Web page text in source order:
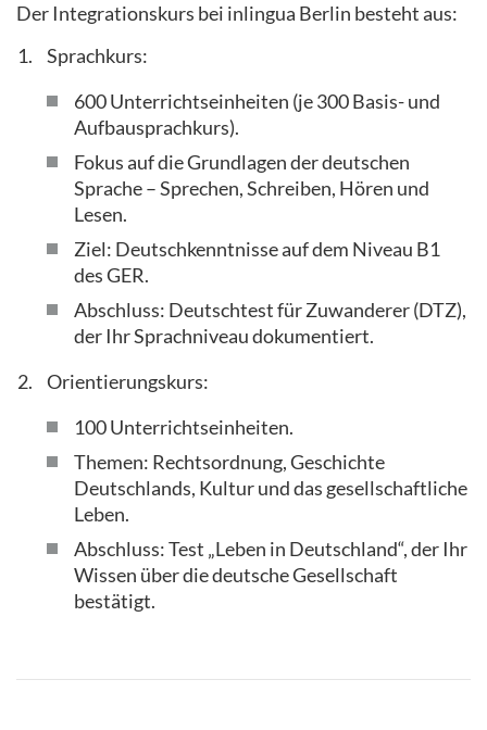
Der Integrationskurs bei inlingua Berlin besteht aus:
Sprachkurs:
600 Unterrichtseinheiten (je 300 Basis- und
Aufbausprachkurs).
Fokus auf die Grundlagen der deutschen
Sprache – Sprechen, Schreiben, Hören und
Lesen.
Ziel: Deutschkenntnisse auf dem Niveau B1
des GER.
Abschluss: Deutschtest für Zuwanderer (DTZ),
der Ihr Sprachniveau dokumentiert.
Orientierungskurs:
100 Unterrichtseinheiten.
Themen: Rechtsordnung, Geschichte
Deutschlands, Kultur und das gesellschaftliche
Leben.
Abschluss: Test „Leben in Deutschland“, der Ihr
Wissen über die deutsche Gesellschaft
bestätigt.